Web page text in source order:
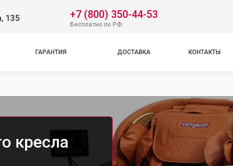
135 +7 (800) 350-44-53
Бесплатно по РФ
ГАРАНТИЯ ДОСТАВКА КОНТАКТЫ
кресла